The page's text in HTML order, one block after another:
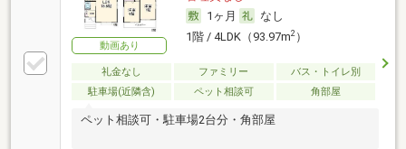
動画あり
1ヶ月
なし
1階 / 4LDK（93.97m2）
礼金なし ファミリー
バス・トイレ別
駐車場(近隣含)
ペット相談可 角部屋
ペット相談可・駐車場2台分・角部屋